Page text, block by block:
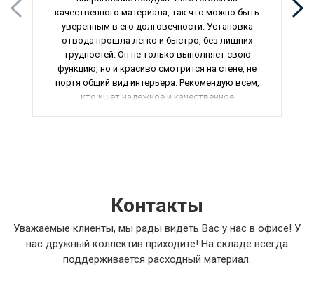
качественного материала, так что можно быть
уверенным в его долговечности. Установка
отвода прошла легко и быстро, без лишних
трудностей. Он не только выполняет свою
функцию, но и красиво смотрится на стене, не
портя общий вид интерьера. Рекомендую всем,
кто ищет надежное и качественное
Контакты
Уважаемые клиенты, мы рады видеть Вас у нас в офисе! У
нас дружный коллектив приходите! На складе всегда
поддерживается расходный материал.